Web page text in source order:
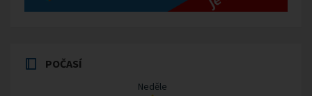
POČASÍ
Neděle